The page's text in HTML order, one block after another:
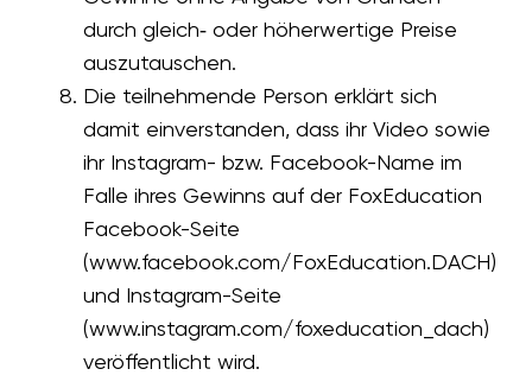
durch gleich‐ oder höherwertige Preise
auszutauschen.
Die teilnehmende Person erklärt sich
damit einverstanden, dass ihr Video sowie
ihr Instagram- bzw. Facebook-Name im
Falle ihres Gewinns auf der FoxEducation
Facebook-Seite
(www.facebook.com/FoxEducation.DACH)
und Instagram-Seite
(www.instagram.com/foxeducation_dach)
veröffentlicht wird.